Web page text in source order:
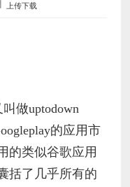
上传下载
做uptodown
的应用市
的类似谷歌应用
括了几乎所有的